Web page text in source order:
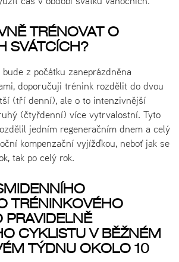
TRÉNOVAT O
SVÁTCÍCH?
z počátku zaneprázdněna
doporučuji trénink rozdělit do dvou
(tří denní), ale o to intenzivnější
(čtyřdenní) více vytrvalostní. Tyto
jedním regeneračním dnem a celý
kompenzační vyjížďkou, neboť jak se
tak po celý rok.
TRÉNINKOVÉHO
PRAVIDELNĚ
CYKLISTU V BĚŽNÉM
TÝDNU OKOLO 10